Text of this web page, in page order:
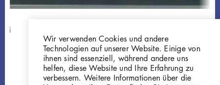
Wir verwenden Cookies und andere
Technologien auf unserer Website. Einige von
ihnen sind essenziell, während andere uns
helfen, diese Website und Ihre Erfahrung zu
verbessern. Weitere Informationen über die